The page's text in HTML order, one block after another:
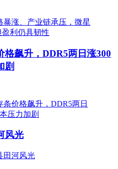
格飙升，DDR5两日涨300
剧
风光